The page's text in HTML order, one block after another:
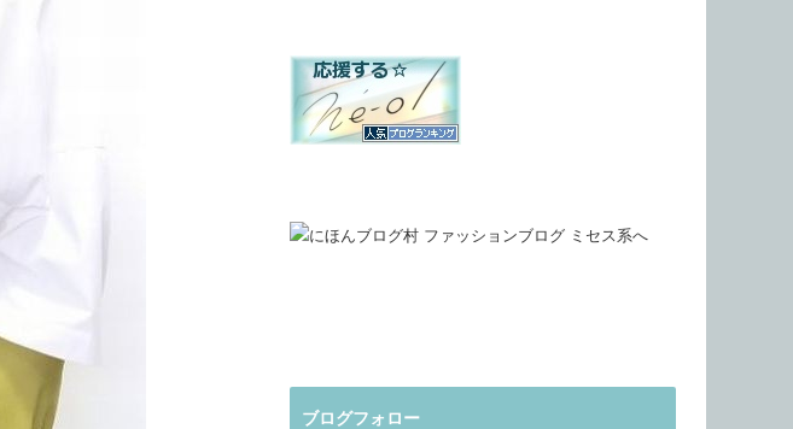
ブログフォロー